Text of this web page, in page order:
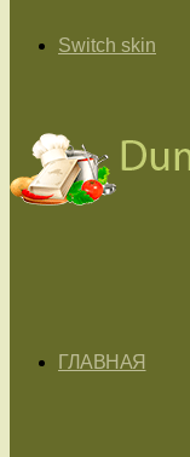
Switch skin
ГЛАВНАЯ